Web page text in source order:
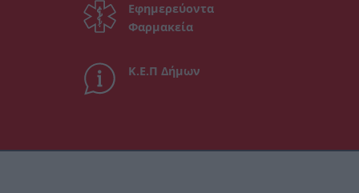
Εφημερεύοντα
Φαρμακεία
Κ.Ε.Π Δήμων